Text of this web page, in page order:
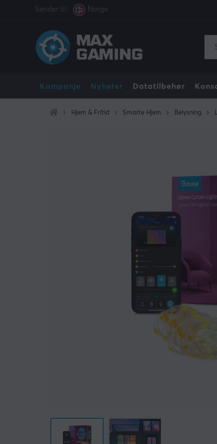
Sender til: Norge
Kampanje Nyheter Datatilbehør
Hjem & Fritid Smarte Hjem Belysning